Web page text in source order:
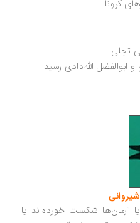
الله‌دادی رسید
شکست خورده‌اند یا